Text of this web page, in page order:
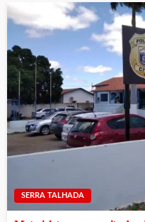
SERRA TALHADA